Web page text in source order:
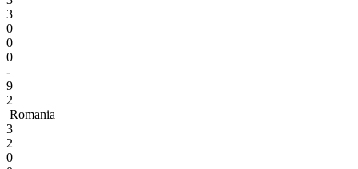
3
0
0
0
-
9
2
Romania
3
2
0